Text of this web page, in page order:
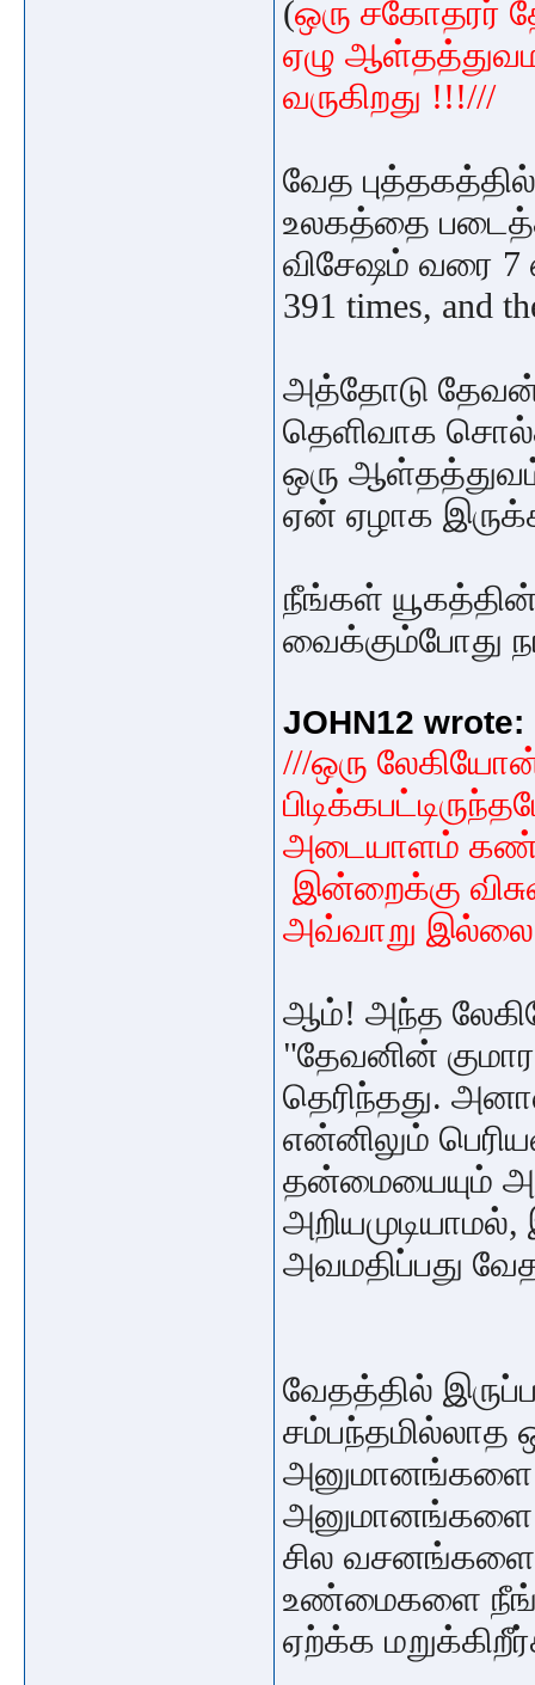
(ஒரு சகோதரர்
ஏழு
வருகிறது !!!///
வேத
உலகத்தை
விசேஷம் வரை 7
391 times, and
அத்தோடு
தெளிவாக
ஒரு
ஏன் ஏழாக
நீங்கள்
வைக்கும்போது
JOHN12 wrote:
///ஒரு
அடையாளம்
இன்றைக்கு
அவ்வாறு இல்லை
ஆம்! அந்த
"தேவனின்
தெரிந்தது.
என்னிலும்
தன்மையையும்
அவமதிப்பது
வேதத்தில்
அனுமானங்களை
அனுமானங்களை
சில வசனங்களை
உண்மைகளை
ஏற்க்க